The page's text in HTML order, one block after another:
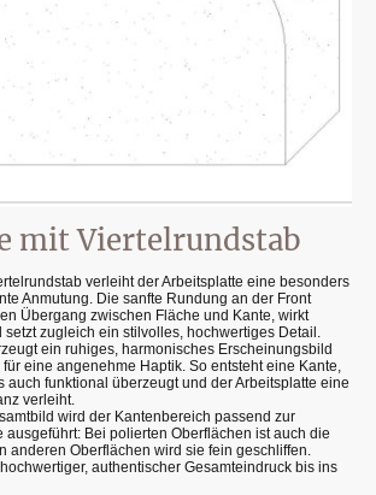
mit Viertelrundstab
verleiht der Arbeitsplatte eine besonders
Anmutung. Die sanfte Rundung an der Front
Übergang zwischen Fläche und Kante, wirkt
zugleich ein stilvolles, hochwertiges Detail.
ein ruhiges, harmonisches Erscheinungsbild
eine angenehme Haptik. So entsteht eine Kante,
auch funktional überzeugt und der Arbeitsplatte eine
verleiht.
wird der Kantenbereich passend zur
Bei polierten Oberflächen ist auch die
anderen Oberflächen wird sie fein geschliffen.
authentischer Gesamteindruck bis ins